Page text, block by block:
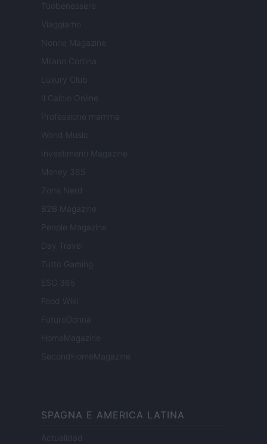
Tuobenessere
Viaggiamo
Nonne Magazine
Milano Cortina
Luxury Club
Il Calcio Online
Professione mamma
World Music
Investimenti Magazine
Money 365
Zona Nerd
B2B Magazine
People Magazine
Day Travel
Tutto Gaming
ESG 365
Food Wiki
FuturoDonna
HomeMagazine
SecondHomeMagazine
SPAGNA E AMERICA LATINA
Actualidad